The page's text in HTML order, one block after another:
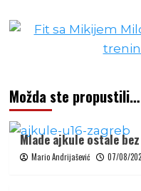
Možda ste propustili…
Mlade ajkule ostale
Mario Andrijašević 07/08/